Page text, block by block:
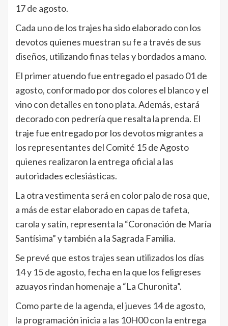
17 de agosto.
Cada uno de los trajes ha sido elaborado con los
devotos quienes muestran su fe a través de sus
diseños, utilizando finas telas y bordados a mano.
El primer atuendo fue entregado el pasado 01 de
agosto, conformado por dos colores el blanco y el
vino con detalles en tono plata. Además, estará
decorado con pedrería que resalta la prenda. El
traje fue entregado por los devotos migrantes a
los representantes del Comité 15 de Agosto
quienes realizaron la entrega oficial a las
autoridades eclesiásticas.
La otra vestimenta será en color palo de rosa que,
a más de estar elaborado en capas de tafeta,
carola y satín, representa la “Coronación de María
Santísima” y también a la Sagrada Familia.
Se prevé que estos trajes sean utilizados los días
14 y 15 de agosto, fecha en la que los feligreses
azuayos rindan homenaje a “La Churonita”.
Como parte de la agenda, el jueves 14 de agosto,
la programación inicia a las 10H00 con la entrega